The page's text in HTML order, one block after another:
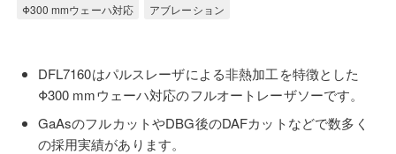
Φ300 mmウェーハ対応 アブレーション
DFL7160はパルスレーザによる非熱加工を特徴とした
Φ300 mmウェーハ対応のフルオートレーザソーです。
GaAsのフルカットやDBG後のDAFカットなどで数多く
の採用実績があります。